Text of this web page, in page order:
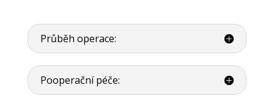
Průběh operace:
Pooperační péče: